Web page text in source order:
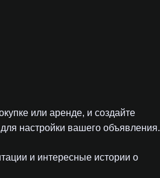
или аренде, и создайте
настройки вашего объявления.
и интересные истории о